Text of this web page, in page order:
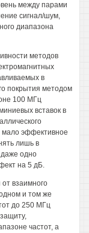
между парами
сигнал/шум,
диапазона
методов
в
покрытия методом
100 МГц
вставок в
эффективное
лишь в
одно
на 5 дБ.
взаимного
и том же
до 250 МГц
частот, а